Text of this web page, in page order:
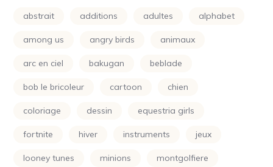
abstrait additions adultes alphabet
among us angry birds animaux
arc en ciel bakugan beblade
bob le bricoleur cartoon chien
coloriage dessin equestria girls
fortnite hiver instruments jeux
looney tunes minions montgolfiere